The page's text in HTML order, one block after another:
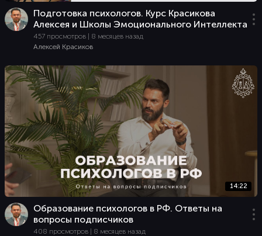
Подготовка психологов. Курс Красикова
Алексея и Школы Эмоционального Интеллекта
457 просмотров | 8 месяцев назад
Алексей Красиков
14:22
Образование психологов в РФ. Ответы на
вопросы подписчиков
408 просмотров | 8 месяцев назад